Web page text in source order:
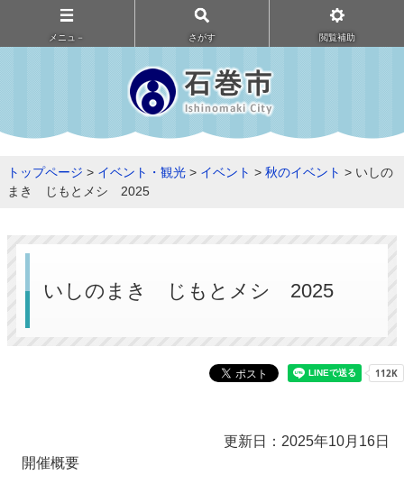
メニュ－ さがす 閲覧補助
トップページ > イベント・観光 > イベント > 秋のイベント > いしの
まき じもとメシ 2025
いしのまき じもとメシ 2025
更新日：2025年10月16日
開催概要